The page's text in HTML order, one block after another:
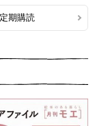
定期購読